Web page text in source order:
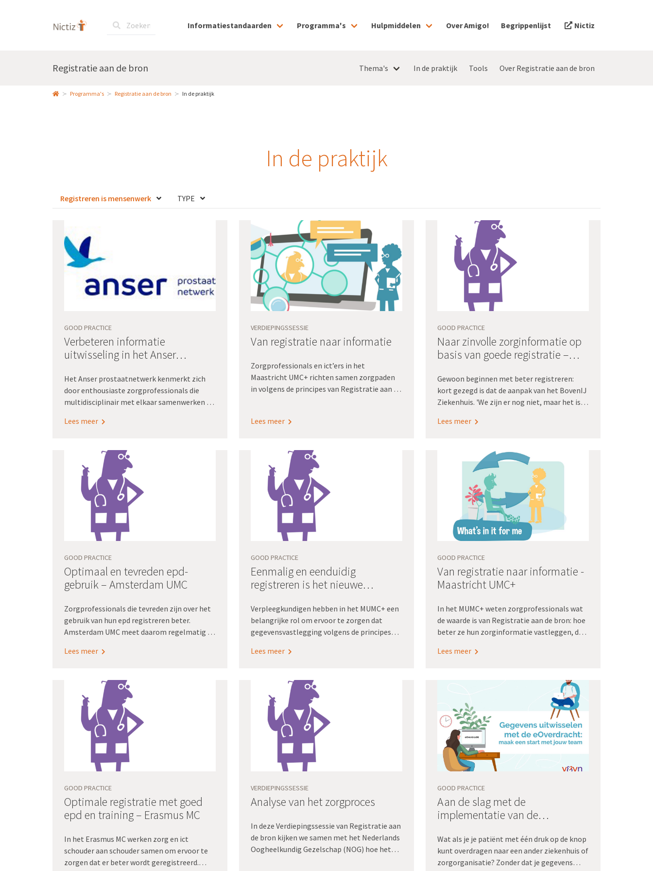
Informatiestandaarden Programma's Hulpmiddelen Over Amigo! Begrippenlijst Nictiz
Registratie aan de bron Thema's In de praktijk Tools Over Registratie aan de bron
Programma's Registratie aan de bron In de praktijk
In de praktijk
Registreren is mensenwerk TYPE
GOOD PRACTICE
Verbeteren informatie
uitwisseling in het Anser
Het Anser prostaatnetwerk kenmerkt zich
door enthousiaste zorgprofessionals die
multidisciplinair met elkaar samenwerken én
registreren voor hergebruik voor elkaar te
aan de bron op om hier handen en voeten aan
Lees meer
VERDIEPINGSSESSIE
Van registratie naar informatie
Zorgprofessionals en ict’ers in het
Maastricht UMC+ richten samen zorgpaden
in volgens de principes van Registratie aan de
dashboardinformatie om te sturen op
zorgpaden mogelijk.
Lees meer
GOOD PRACTICE
Naar zinvolle zorginformatie op
basis van goede registratie –
Gewoon beginnen met beter registreren:
kort gezegd is dat de aanpak van het BovenIJ
Ziekenhuis. 'We zijn er nog niet, maar het is al
Lees meer
GOOD PRACTICE
Optimaal en tevreden epd-
gebruik – Amsterdam UMC
Zorgprofessionals die tevreden zijn over het
gebruik van hun epd registreren beter.
Amsterdam UMC meet daarom regelmatig de
'Als je de resultaten van je onderzoek binnen
vertaalslag maken naar concrete acties', zegt
Viola Brouwer, directeur EvA Servicecentrum.
Lees meer
GOOD PRACTICE
Eenmalig en eenduidig
registreren is het nieuwe
Verpleegkundigen hebben in het MUMC+ een
belangrijke rol om ervoor te zorgen dat
gegevensvastlegging volgens de principes
denken mee over welke verpleegkundige
werkprocessen optimaal te kunnen
Lees meer
GOOD PRACTICE
Van registratie naar informatie -
Maastricht UMC+
In het MUMC+ weten zorgprofessionals wat
de waarde is van Registratie aan de bron: hoe
beter ze hun zorginformatie vastleggen, des
terugkrijgen middels dashboards. En daarmee
Lees meer
GOOD PRACTICE
Optimale registratie met goed
epd en training – Erasmus MC
In het Erasmus MC werken zorg en ict
schouder aan schouder samen om ervoor te
zorgen dat er beter wordt geregistreerd.
VERDIEPINGSSESSIE
Analyse van het zorgproces
In deze Verdiepingssessie van Registratie aan
de bron kijken we samen met het Nederlands
Oogheelkundig Gezelschap (NOG) hoe het
GOOD PRACTICE
Aan de slag met de
implementatie van de
Wat als je je patiënt met één druk op de knop
kunt overdragen naar een ander ziekenhuis of
zorgorganisatie? Zonder dat je gegevens